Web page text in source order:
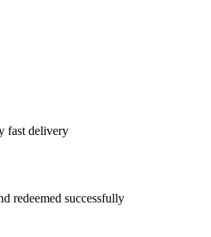
fast delivery
redeemed successfully